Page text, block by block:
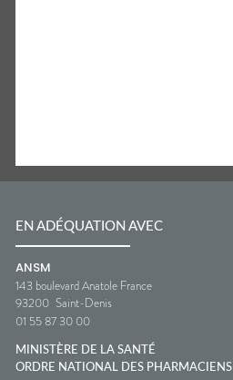
EN ADÉQUATION AVEC
ANSM
143 boulevard Anatole France
93200 Saint-Denis
01 55 87 30 00
MINISTÈRE DE LA SANTÉ
ORDRE NATIONAL DES PHARMACIENS